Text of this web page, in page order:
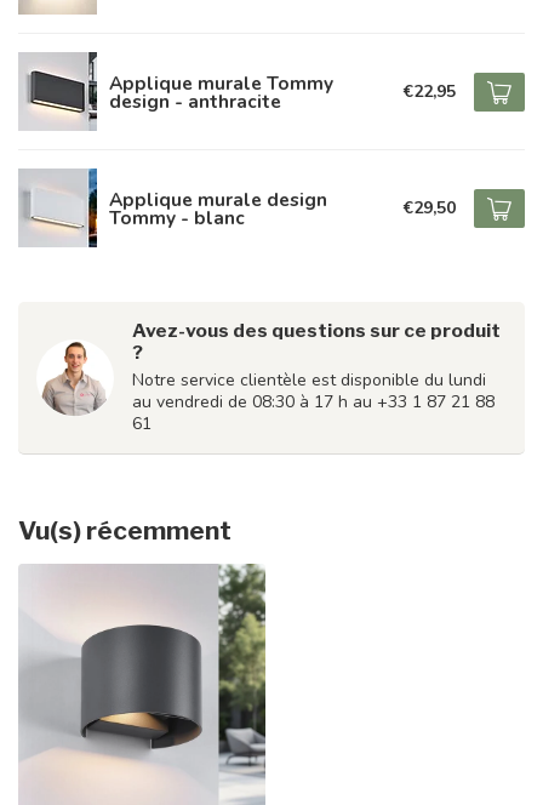
Applique murale Tommy
design - anthracite €22,95
Applique murale design
Tommy - blanc €29,50
Avez-vous des questions sur ce produit
?
Notre service clientèle est disponible du lundi
au vendredi de 08:30 à 17 h au +33 1 87 21 88
61
Vu(s) récemment